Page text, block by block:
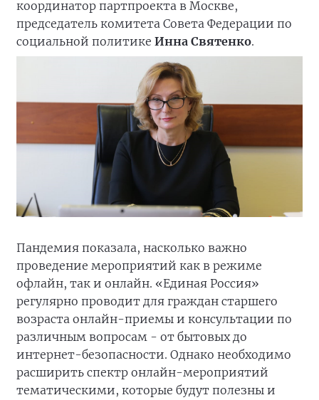
координатор партпроекта в Москве,
председатель комитета Совета Федерации по
социальной политике Инна Святенко.
Пандемия показала, насколько важно
проведение мероприятий как в режиме
офлайн, так и онлайн. «Единая Россия»
регулярно проводит для граждан старшего
возраста онлайн-приемы и консультации по
различным вопросам - от бытовых до
интернет-безопасности. Однако необходимо
расширить спектр онлайн-мероприятий
тематическими, которые будут полезны и